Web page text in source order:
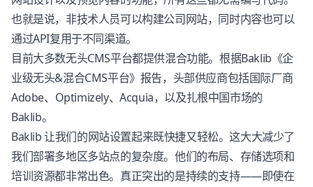
也就是说，非技术人员可以构建公司网站，同时内容也可以
通过API复用于不同渠道。
目前大多数无头CMS平台都提供混合功能。根据Baklib《企
业级无头&混合CMS平台》报告，头部供应商包括国际厂商
Adobe、Optimizely、Acquia，以及扎根中国市场的
Baklib。
Baklib 让我们的网站设置起来既快捷又轻松。这大大减少了
我们部署多地区多站点的复杂度。他们的布局、存储选项和
培训资源都非常出色。真正突出的是持续的支持——即使在